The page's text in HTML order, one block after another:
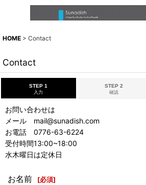
HOME > Contact
Contact
STEP 1
入力
STEP 2
確認
お問い合わせは
メール mail@sunadish.com
お電話 0776-63-6224
受付時間13:00~18:00
水木曜日は定休日
お名前 [必須]